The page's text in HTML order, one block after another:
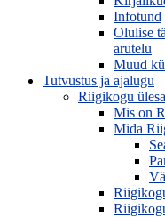
Infotund
Olulise
arutelu
Muud
Tutvustus ja ajalugu
Riigikogu
Mis on
Mida